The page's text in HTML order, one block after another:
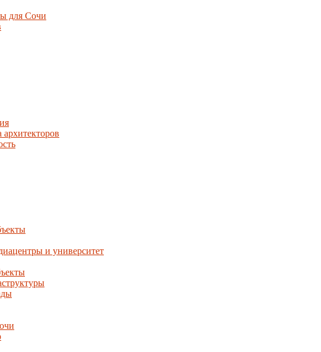
для Сочи
и университет